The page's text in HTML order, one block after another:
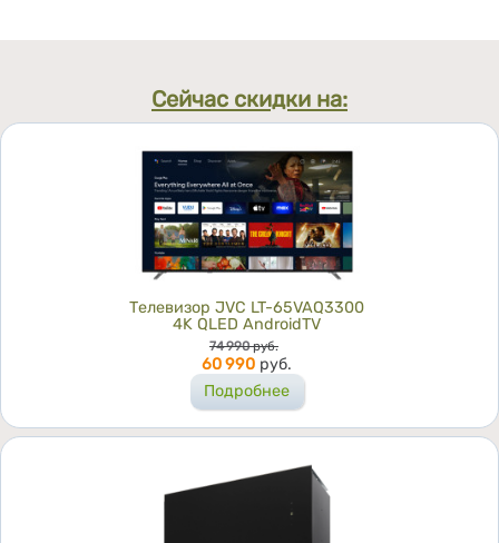
Сейчас скидки на:
Телевизор JVC LT-65VAQ3300
4K QLED AndroidTV
Цена
74 990 руб.
60 990 руб.
Подробнее